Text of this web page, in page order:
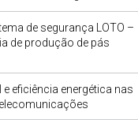
de segurança LOTO –
de produção de pás
eficiência energética nas